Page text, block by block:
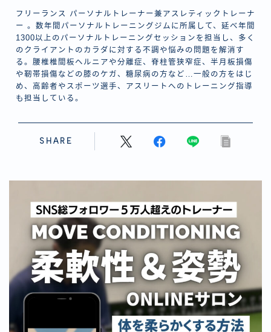
フリーランス パーソナルトレーナー兼アスレティックトレーナ
ー 。数年間パーソナルトレーニングジムに所属して、延べ年間
1300以上のパーソナルトレーニングセッションを担当し、多く
のクライアントのカラダに対する不調や悩みの問題を解消す
る。腰椎椎間板ヘルニアや分離症、脊柱管狭窄症、半月板損傷
や靭帯損傷などの膝のケガ、糖尿病の方など…一般の方をはじ
め、高齢者やスポーツ選手、アスリートへのトレーニング指導
も担当している。
SHARE